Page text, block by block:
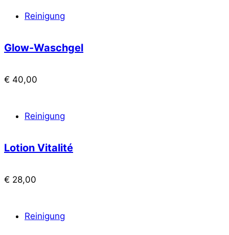
Reinigung
Glow-Waschgel
€ 40,00
Reinigung
Lotion Vitalité
€ 28,00
Reinigung